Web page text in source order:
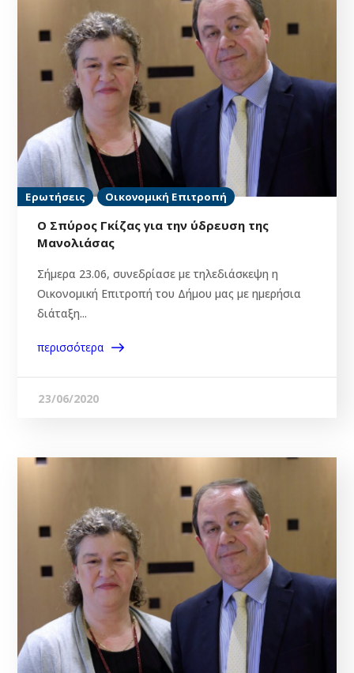
Ερωτήσεις Οικονομική Επιτροπή
Ο Σπύρος Γκίζας για την ύδρευση της
Μανολιάσας
Σήμερα 23.06, συνεδρίασε με τηλεδιάσκεψη η
Οικονομική Επιτροπή του Δήμου μας με ημερήσια
διάταξη...
περισσότερα
23/06/2020